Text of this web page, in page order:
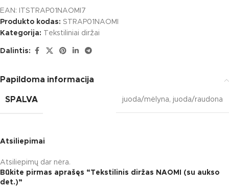
EAN:
ITSTRAP01NAOMI7
Produkto kodas: STRAP01NAOMI
Kategorija:
Tekstiliniai diržai
Dalintis:
Papildoma informacija
SPALVA juoda/mėlyna, juoda/raudona
Atsiliepimai
Atsiliepimų dar nėra.
Būkite pirmas aprašęs “Tekstilinis diržas NAOMI (su aukso
det.)”